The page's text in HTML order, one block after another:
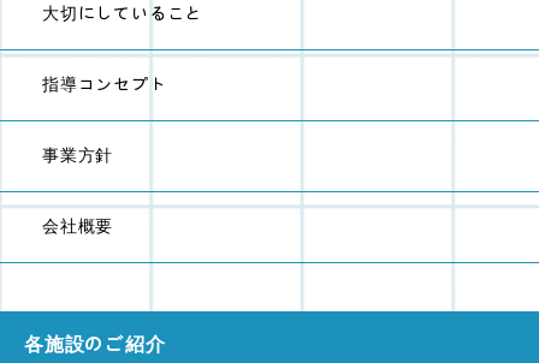
大切にしていること
指導コンセプト
事業方針
会社概要
各施設のご紹介